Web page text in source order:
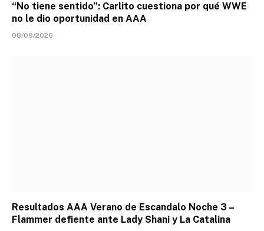
“No tiene sentido”: Carlito cuestiona por qué WWE
no le dio oportunidad en AAA
08/09/2026
Resultados AAA Verano de Escandalo Noche 3 –
Flammer defiente ante Lady Shani y La Catalina